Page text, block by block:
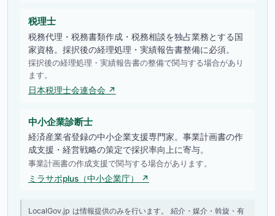
税理士
税務代理・税務書類作成・税務相談を独占業務とする国
家資格。採択後の経理処理・実績報告書整備に必須。
採択後の経理処理・実績報告書の整備で関与する場合があり
ます。
日本税理士会連合会 ↗
中小企業診断士
経済産業省登録の中小企業支援専門家。事業計画書の作
成支援・経営戦略の策定で採択率向上に寄与。
事業計画書の作成支援で関与する場合があります。
ミラサポplus（中小企業庁） ↗
LocalGov.jp は情報提供のみを行います。 紹介・媒介・斡旋・有